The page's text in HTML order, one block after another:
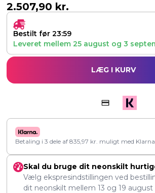
2.507,90 kr.
Bestilt før 23:59
Leveret mellem 25 august og 3
LÆG I KURV
Betaling i 3 dele af 835,97 kr. muligt med Klarna.
Skal du bruge dit neonskilt
Vælg ekspresindstillingen ved
dit neonskilt mellem 13 og 19 august